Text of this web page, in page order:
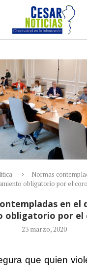
Normas
obligatorio por el
en el
obligatorio por el
23 marzo, 2020
que quien